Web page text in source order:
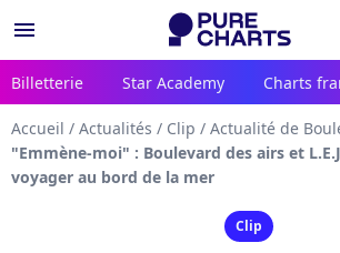
menu
Billetterie Star Academy Charts
Accueil / Actualités / Clip / Actualité de
"Emmène-moi" : Boulevard des airs et
voyager au bord de la mer
Clip